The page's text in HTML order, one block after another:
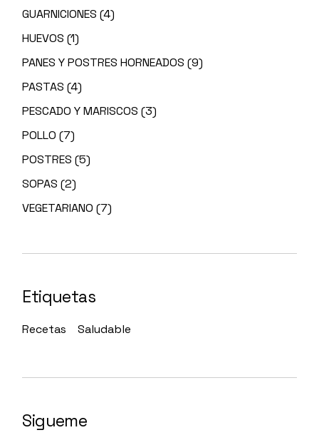
GUARNICIONES (4)
HUEVOS (1)
PANES Y POSTRES HORNEADOS (9)
PASTAS (4)
PESCADO Y MARISCOS (3)
POLLO (7)
POSTRES (5)
SOPAS (2)
VEGETARIANO (7)
Etiquetas
Recetas Saludable
Sigueme